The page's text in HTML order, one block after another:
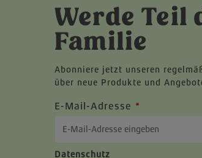
Werde Teil
Familie
Abonniere jetzt unseren
über neue Produkte und
E-Mail-Adresse *
Datenschutz